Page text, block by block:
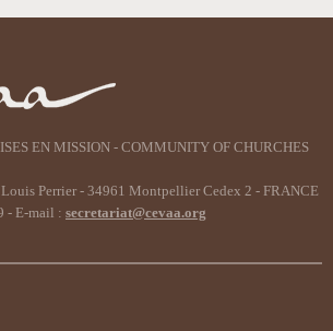
EN MISSION - COMMUNITY OF CHURCHES
Perrier - 34961 Montpellier Cedex 2 - FRANCE
- E-mail : secretariat@cevaa.org